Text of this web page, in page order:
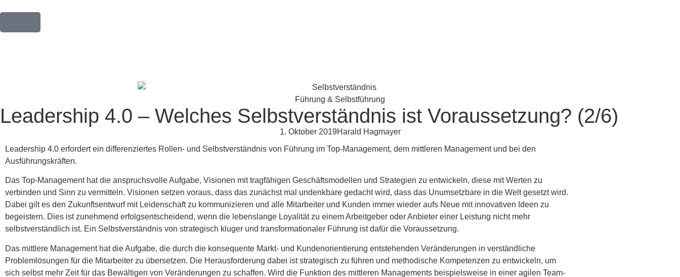
Führung & Selbstführung
Leadership 4.0 – Welches Selbstverständnis ist Voraussetzung? (2/6)
1. Oktober 2019Harald Hagmayer
Leadership 4.0 erfordert ein differenziertes Rollen- und Selbstverständnis von Führung im Top-Management, dem mittleren Management und bei den
Ausführungskräften.
Das Top-Management hat die anspruchsvolle Aufgabe, Visionen mit tragfähigen Geschäftsmodellen und Strategien zu entwickeln, diese mit Werten zu
verbinden und Sinn zu vermitteln. Visionen setzen voraus, dass das zunächst mal undenkbare gedacht wird, dass das Unumsetzbare in die Welt gesetzt wird.
Dabei gilt es den Zukunftsentwurf mit Leidenschaft zu kommunizieren und alle Mitarbeiter und Kunden immer wieder aufs Neue mit innovativen Ideen zu
begeistern. Dies ist zunehmend erfolgsentscheidend, wenn die lebenslange Loyalität zu einem Arbeitgeber oder Anbieter einer Leistung nicht mehr
selbstverständlich ist. Ein Selbstverständnis von strategisch kluger und transformationaler Führung ist dafür die Voraussetzung.
Das mittlere Management hat die Aufgabe, die durch die konsequente Markt- und Kundenorientierung entstehenden Veränderungen in verständliche
Problemlösungen für die Mitarbeiter zu übersetzen. Die Herausforderung dabei ist strategisch zu führen und methodische Kompetenzen zu entwickeln, um
sich selbst mehr Zeit für das Bewältigen von Veränderungen zu schaffen. Wird die Funktion des mittleren Managements beispielsweise in einer agilen Team-